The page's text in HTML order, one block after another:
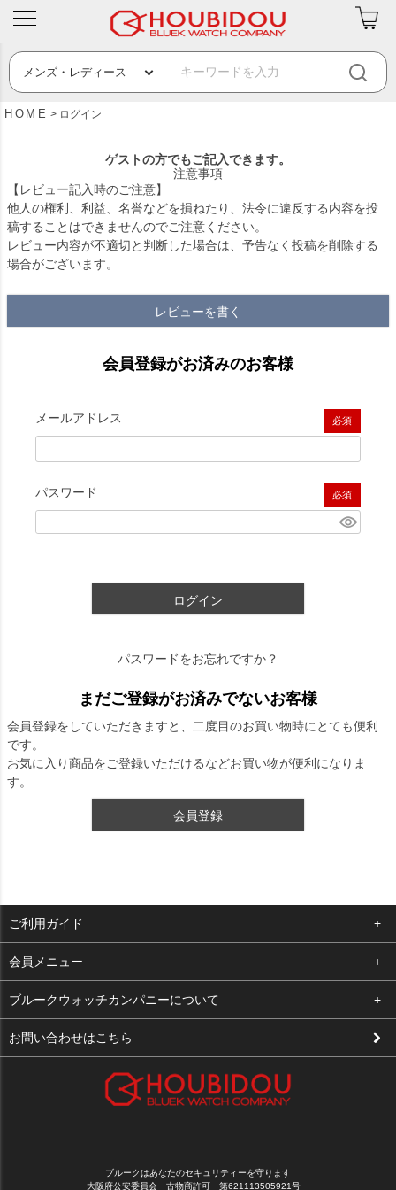
HOME ログイン
ゲストの方でもご記入できます。
注意事項
【レビュー記入時のご注意】
他人の権利、利益、名誉などを損ねたり、法令に違反する内容を投
稿することはできませんのでご注意ください。
レビュー内容が不適切と判断した場合は、予告なく投稿を削除する
場合がございます。
レビューを書く
会員登録がお済みのお客様
メールアドレス
(必須)
パスワード
(必須)
ログイン
パスワードをお忘れですか？
まだご登録がお済みでないお客様
会員登録をしていただきますと、二度目のお買い物時にとても便利
です。
お気に入り商品をご登録いただけるなどお買い物が便利になりま
す。
会員登録
ご利用ガイド
よくある質問
支払い・送料
修理依頼
会員メニュー
ログイン
お気に入り
ブルークウォッチカンパニーについて
会社概要
お問い合わせはこちら
ブルークはあなたのセキュリティーを守ります
大阪府公安委員会 古物商許可 第621113505921号